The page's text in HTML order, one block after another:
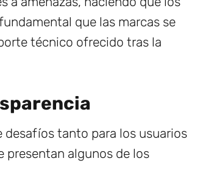
que las marcas se
técnico ofrecido tras la
desafíos tanto para los usuarios
presentan algunos de los